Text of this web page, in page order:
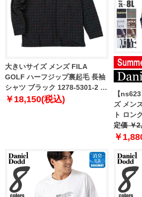
大きいサイズ メンズ FILA
GOLF ハーフジップ裏起毛 長袖
シャツ ブラック 1278-5301-2 3L
4L 5L 6L
￥18,150(税込)
【
ズ メン
ト ロン
2504pt1
定価 ￥
￥